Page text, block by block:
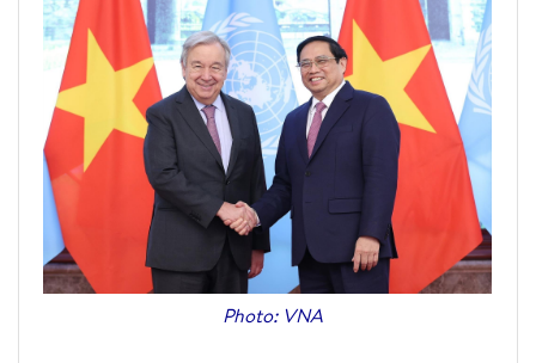
Photo: VNA